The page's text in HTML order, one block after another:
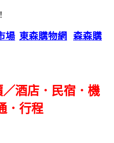
場 東森購物網
森森購
酒店．民宿．機
．行程